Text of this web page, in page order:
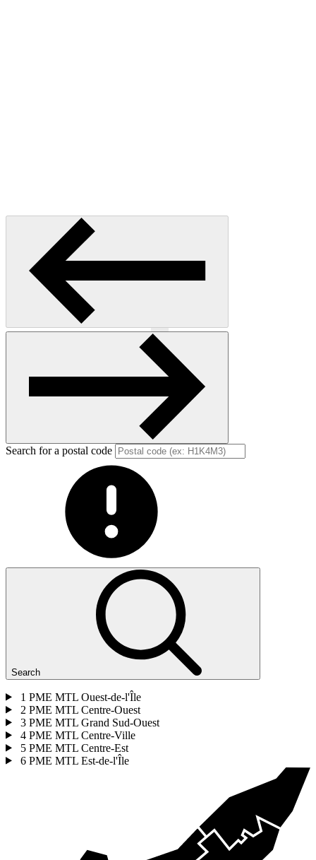
Previous
Search for a postal code
Search
1 PME MTL Ouest-de-l'Île
2 PME MTL Centre-Ouest
3 PME MTL Grand Sud-Ouest
4 PME MTL Centre-Ville
5 PME MTL Centre-Est
6 PME MTL Est-de-l'Île